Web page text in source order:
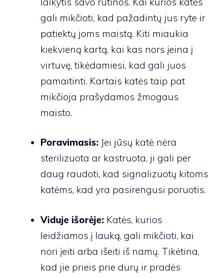
gali mikčioti, kad pažadintų jus ryte ir
patiektų joms maistą. Kiti miaukia
kiekvieną kartą, kai kas nors įeina į
virtuvę, tikėdamiesi, kad gali juos
pamaitinti. Kartais katės taip pat
mikčioja prašydamos žmogaus
maisto.
Poravimasis: Jei jūsų katė nėra
sterilizuota ar kastruota, ji gali per
daug raudoti, kad signalizuotų kitoms
katėms, kad yra pasirengusi poruotis.
Viduje išorėje: Katės, kurios
leidžiamos į lauką, gali mikčioti, kai
nori įeiti arba išeiti iš namų. Tikėtina,
kad jie prieis prie durų ir pradės